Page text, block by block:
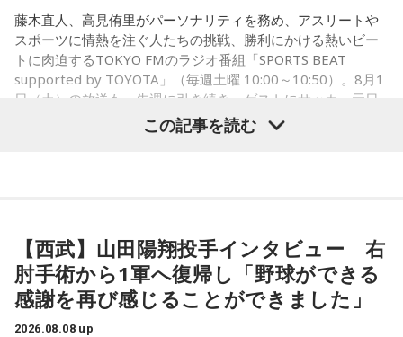
コーナー後には、来場者から田村への質疑応答も実施。最後
には、田村がイベントを振り返り、「リスナーの皆さんのエ
ンディング曲の話とかを聞いているだけでも、僕はポジティ
ブになれた。確かに死はすごく悲しいことではあるんだけ
うやって向き合うかということを考える一つのきっかけにな
こりを和らげる」をテーマに、さまざまな「心のこり」に触
れながら、自分自身の想いを見つめ直す機会を届けました。
なお、この模様は8月11日（火・祝）午前9時00分～10時00
藤木直人、高見侑里がパーソナリティを務め、アスリートや
スポーツに情熱を注ぐ人たちの挑戦、勝利にかける熱いビー
トに肉迫するTOKYO FMのラジオ番組「SPORTS BEAT
supported by TOYOTA」（毎週土曜 10:00～10:50）。8月1
日（土）の放送も、先週に引き続き、ゲストにサッカー元日
本代表の福田正博さんが登場！ 当記事では、「FIFAワールド
カップ26（以下、W杯）」でブラジルに対する発言が波紋を
（左から）福田正博さん、藤木直人、高見侑里
1966年生まれの福田正博さんは、日本人初のJリーグ得点王に
この記事を読む
【西武】山田陽翔投手インタビュー 右
肘手術から1軍へ復帰し「野球ができる
感謝を再び感じることができました」
2026.08.08 up